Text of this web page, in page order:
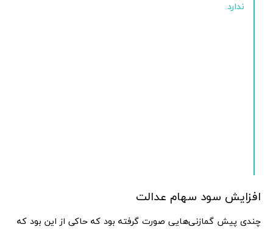
ندارد.
افزایش سود سهام عدالت
چندی پیش گمازنی‌هایی صورت گرفته بود که حاکی از این بود که